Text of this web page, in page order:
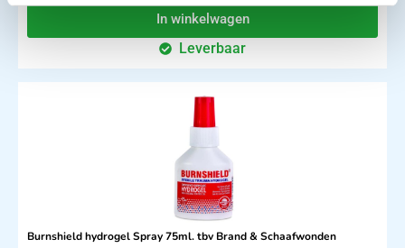
In winkelwagen
Leverbaar
Burnshield hydrogel Spray 75ml. tbv Brand & Schaafwonden